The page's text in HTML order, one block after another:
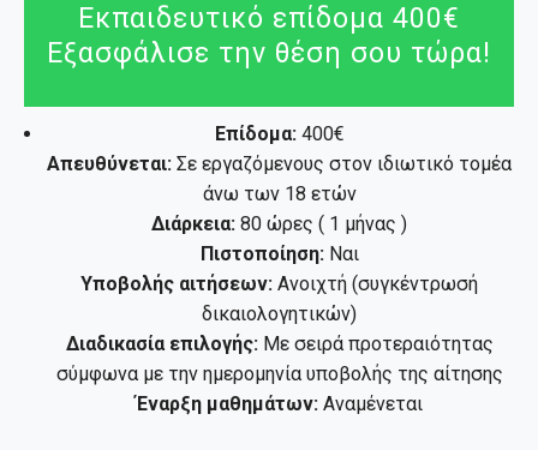
Εκπαιδευτικό επίδομα 400€
Εξασφάλισε την θέση σου τώρα!
Επίδομα: 400€
Απευθύνεται: Σε εργαζόμενους στον ιδιωτικό τομέα
άνω των 18 ετών
Διάρκεια: 80 ώρες ( 1 μήνας )
Πιστοποίηση:Ναι
Υποβολής αιτήσεων: Ανοιχτή (συγκέντρωσή
δικαιολογητικών)
Διαδικασία επιλογής:Με σειρά προτεραιότητας
σύμφωνα με την ημερομηνία υποβολής της αίτησης
Έναρξη μαθημάτων: Αναμένεται